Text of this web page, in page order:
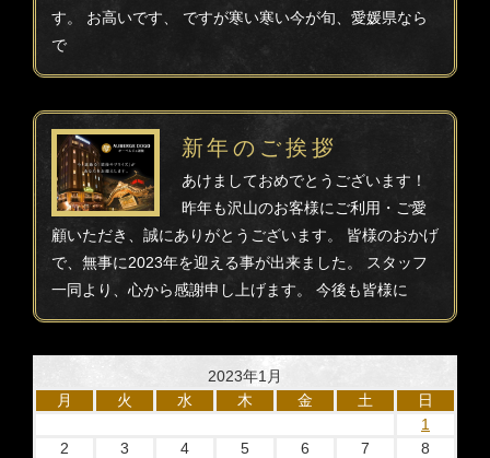
す。 お高いです、 ですが寒い寒い今が旬、愛媛県なら
で
新年のご挨拶
あけましておめでとうございます！
昨年も沢山のお客様にご利用・ご愛
顧いただき、誠にありがとうございます。 皆様のおかげ
で、無事に2023年を迎える事が出来ました。 スタッフ
一同より、心から感謝申し上げます。 今後も皆様に
2023年1月
月
火 水 木 金 土
日
1
2
3 4 5 6 7
8